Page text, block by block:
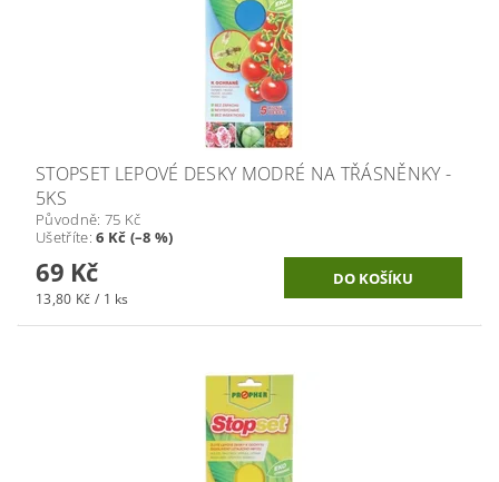
STOPSET LEPOVÉ DESKY MODRÉ NA TŘÁSNĚNKY -
5KS
Původně: 75 Kč
Ušetříte:6 Kč (–8 %)
69 Kč
13,80 Kč / 1 ks